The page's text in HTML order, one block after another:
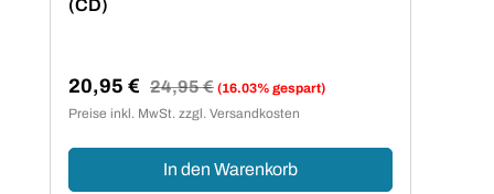
(CD)
Verkaufspreis:
20,95 € Regulärer Preis:
24,95 € (16.03% gespart)
Preise inkl. MwSt. zzgl. Versandkosten
In den Warenkorb